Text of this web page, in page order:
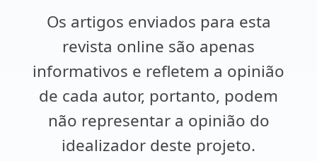
Os artigos enviados para esta
revista online são apenas
informativos e refletem a opinião
de cada autor, portanto, podem
não representar a opinião do
idealizador deste projeto.